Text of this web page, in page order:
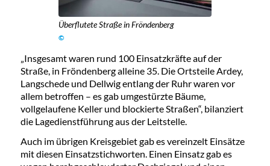
Überflutete Straße in Fröndenberg
©
„Insgesamt waren rund 100 Einsatzkräfte auf der
Straße, in Fröndenberg alleine 35. Die Ortsteile Ardey,
Langschede und Dellwig entlang der Ruhr waren vor
allem betroffen – es gab umgestürzte Bäume,
vollgelaufene Keller und blockierte Straßen“, bilanziert
die Lagedienstführung aus der Leitstelle.
Auch im übrigen Kreisgebiet gab es vereinzelt Einsätze
mit diesen Einsatzstichworten. Einen Einsatz gab es